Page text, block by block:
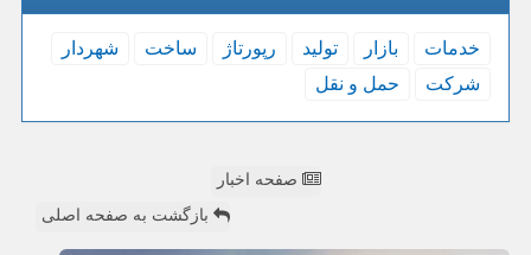
خدمات بازار تولید رپورتاژ ساخت
شهردار
شركت
حمل و نقل
صفحه اخبار
بازگشت به صفحه اصلی